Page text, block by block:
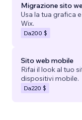
Migrazione sito
Usa la tua grafica
Wix.
Da200 $
Sito web mobile
Rifai il look al tuo
dispositivi mobile.
Da220 $